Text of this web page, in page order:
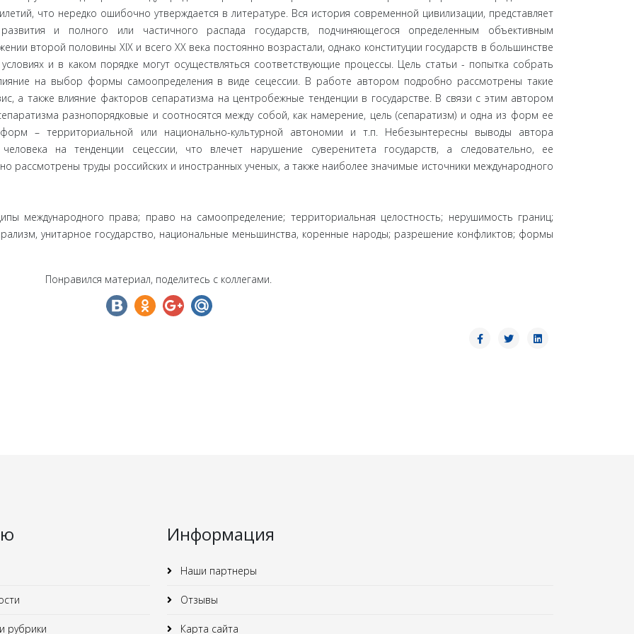
что нередко ошибочно утверждается в литературе. Вся история современной цивилизации, представляет
и полного или частичного распада государств, подчиняющегося определенным объективным
второй половины XIX и всего XX века постоянно возрастали, однако конституции государств в большинстве
и в каком порядке могут осуществляться соответствующие процессы. Цель статьи - попытка собрать
на выбор формы самоопределения в виде сецессии. В работе автором подробно рассмотрены такие
а также влияние факторов сепаратизма на центробежные тенденции в государстве. В связи с этим автором
разнопорядковые и соотносятся между собой, как намерение, цель (сепаратизм) и одна из форм ее
– территориальной или национально-культурной автономии и т.п. Небезынтересны выводы автора
на тенденции сецессии, что влечет нарушение суверенитета государств, а следовательно, ее
рассмотрены труды российских и иностранных ученых, а также наиболее значимые источники международного
международного права; право на самоопределение; территориальная целостность; нерушимость границ;
унитарное государство, национальные меньшинства, коренные народы; разрешение конфликтов; формы
Понравился материал, поделитесь с коллегами.
рубрики
Информация
Наши партнеры
Отзывы
Карта сайта